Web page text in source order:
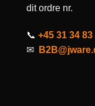
dit ordre nr.
📞 +45 31 34 83
✉